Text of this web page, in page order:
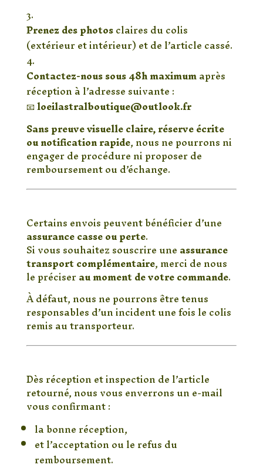
Prenez des photosclaires du colis
(extérieur et intérieur) et de l’article cassé.
Contactez-nous sous 48h maximumaprès
réception à l’adresse suivante :
📧loeilastralboutique@outlook.fr
Sans preuve visuelle claire, réserve écrite
ou notification rapide, nous ne pourrons ni
engager de procédure ni proposer de
remboursement ou d’échange.
🛡️ Assurance transport (sur
Certains envois peuvent bénéficier d’une
assurance casse ou perte.
Si vous souhaitez souscrire uneassurance
transport complémentaire, merci de nous
le préciserau moment de votre commande.
À défaut, nous ne pourrons être tenus
responsables d’un incident une fois le colis
remis au transporteur.
💸 Remboursements (le cas
Dès réception et inspection de l’article
retourné, nous vous enverrons un e-mail
vous confirmant :
la bonne réception,
et l’acceptation ou le refus du
remboursement.